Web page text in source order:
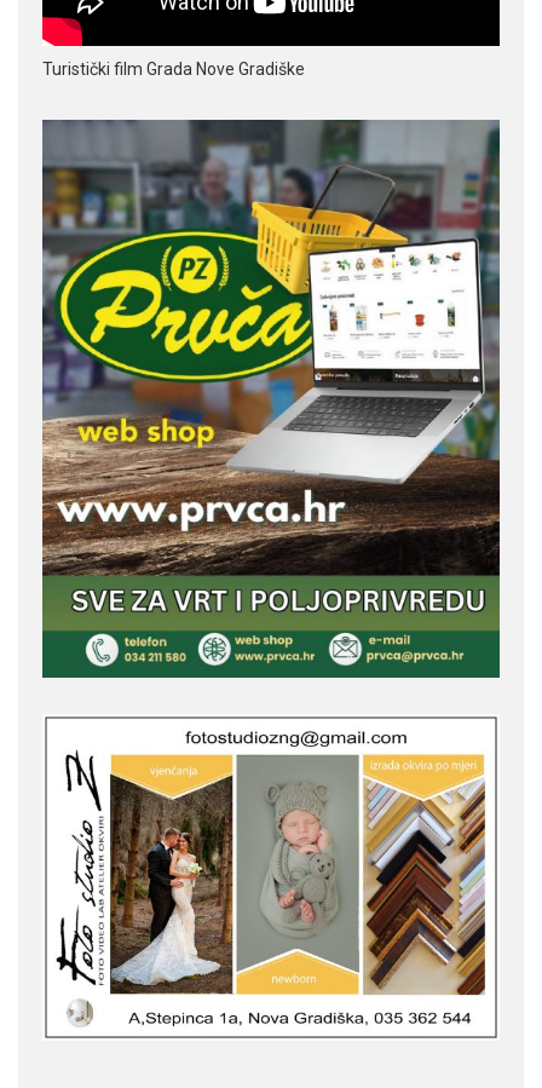
Turistički film Grada Nove Gradiške